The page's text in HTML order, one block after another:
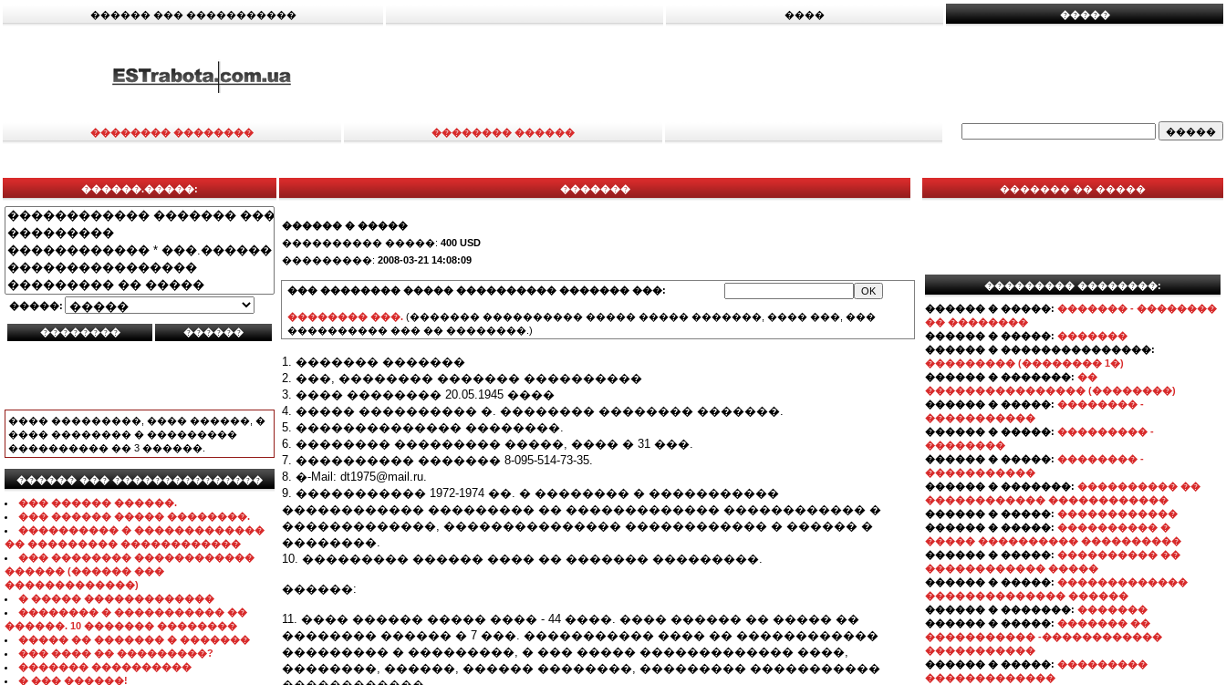
������ ��� ����������� ���� �����
�������� �������� �������� ������
������.�����:
�����:
���� ���������, ���� ������, �
���� �������� � ���������
���������� �� 3 ������.
������ ��� ���������������
��� ������ ������.
��� ������ ����� ��������.
���������� � �������������
�� ��������� ������������
��� �������� ������������
������ (������ ���
�������������)
� ����� �������������
�������� � ����������� ��
������. 10 ������� ��������
����� �� ������� � �������
��� ���� �� ���������?
������� ����������
� ��� ������!
�������
������ � �����
���������� �����: 400 USD
���������: 2008-03-21 14:08:09
��� �������� ����� ���������� ������� ���:
�������� ���. (������� ���������� ����� ����� �������, ���� ���, ���
���������� ��� �� ��������.)
1. ������� �������
2. ���, �������� ������� ����������
3. ���� �������� 20.05.1945 ����
4. ����� ���������� �. �������� �������� �������.
5. �������������� ��������.
6. �������� ��������� �����, ���� � 31 ���.
7. ���������� ������� 8-095-514-73-35.
8. �-Mail: dt1975@mail.ru.
9. ����������� 1972-1974 ��. � �������� � �����������
������������ ��������� �� ������������� ������������ �
�������������, ��������������� ������������ � ������ �
��������.
10. ��������� ������ ���� �� ������� ���������.
������:
11. ���� ������ ����� ���� - 44 ����. ���� ������ �� ����� ��
�������� ������ � 7 ���. ����������� ���� �� ������������
��������� � ���������, � ��� ����� ������������� ����,
��������, ������, ������ ��������, ��������� �����������
������� �� �����
��������� ��������:
������ � �����: ������� - ��������
�� ��������
������ � �����: �������
������ � ���������������:
��������� (�������� 1�)
������ � �������: ��
���������������� (��������)
������ � �����: �������� -
�����������
������ � �����: ��������� -
��������
������ � �����: �������� -
�����������
������ � �������: ���������� ��
������������ ������������
������ � �����: ������������
������ � �����: ���������� �
����� ���������� ����������
������ � �����: ���������� ��
������������ �����
������ � �����: �������������
�������������� ������
������ � �������: �������
������ � �����: ������� ��
����������� -������������
�����������
������ � �����: ���������
�������������